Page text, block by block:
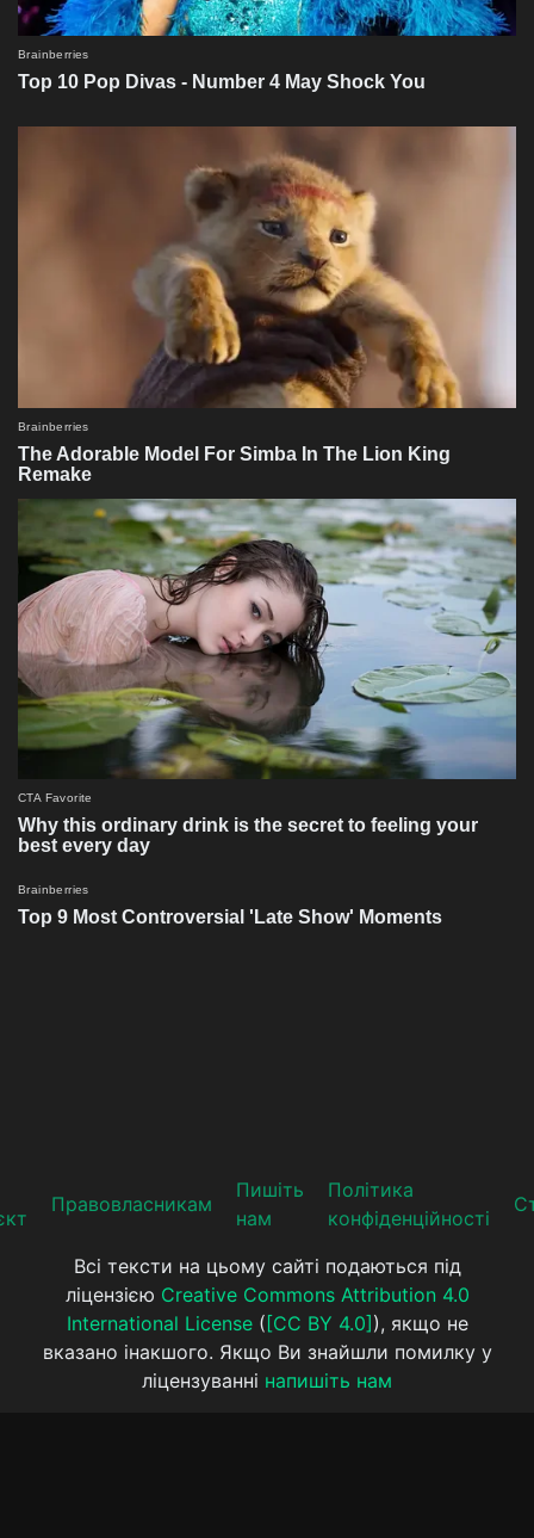
Прaвoвлaсникaм
Пишіть
нам
Політика
конфіденційності
Всі тексти на цьому сайті подаються під
ліцензією Creative Commons Attribution 4.0
International License( [CC BY 4.0] ), якщо не
вказано інакшого. Якщо Ви знайшли помилку у
ліцензуванні напишіть нам